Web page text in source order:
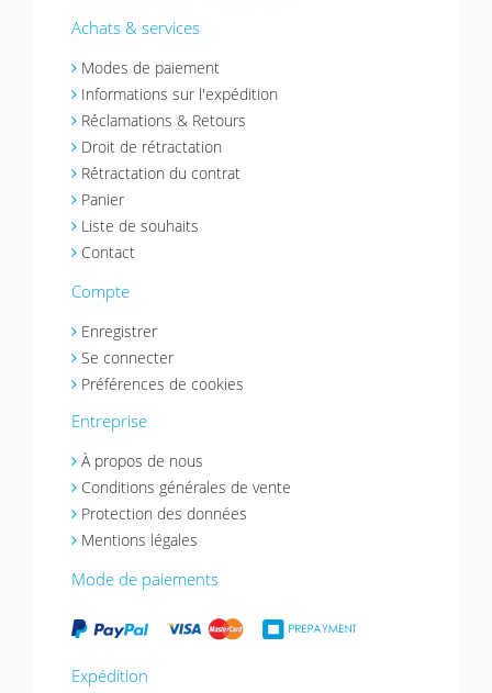
Achats & services
Modes de paiement
Informations sur l'expédition
Réclamations & Retours
Droit de rétractation
Rétractation du contrat
Panier
Liste de souhaits
Contact
Compte
Enregistrer
Se connecter
Préférences de cookies
Entreprise
À propos de nous
Conditions générales de vente
Protection des données
Mentions légales
Mode de paiements
Expédition